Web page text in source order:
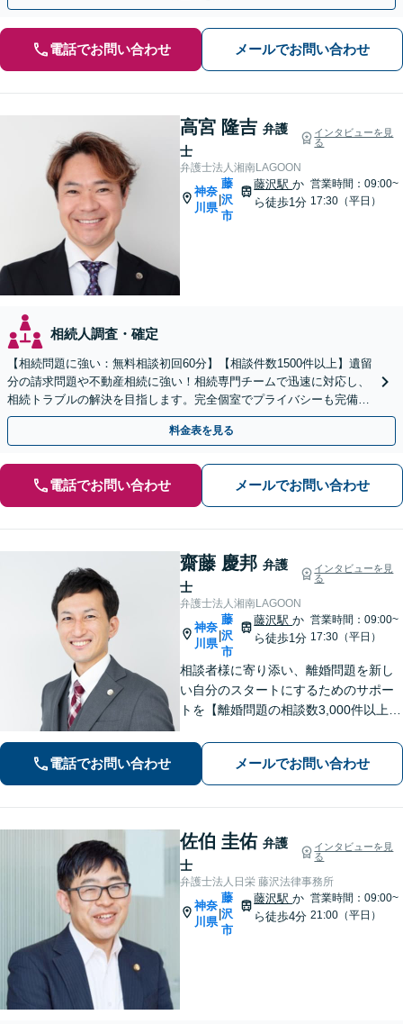
電話でお問い合わせ メールでお問い合わせ
高宮 隆吉 弁護
士
インタビューを見
る
弁護士法人湘南LAGOON
神奈
川県
|
藤
沢
市
藤沢駅か
ら徒歩1分
営業時間：09:00~
17:30（平日）
相続人調査・確定
【相続問題に強い：無料相談初回60分】【相談件数1500件以上】遺留
分の請求問題や不動産相続に強い！相続専門チームで迅速に対応し、
相続トラブルの解決を目指します。完全個室でプライバシーも完備
【各線藤沢駅より徒歩1分】
料金表を見る
電話でお問い合わせ メールでお問い合わせ
齋藤 慶邦 弁護
士
インタビューを見
る
弁護士法人湘南LAGOON
神奈
川県
|
藤
沢
市
藤沢駅か
ら徒歩1分
営業時間：09:00~
17:30（平日）
相談者様に寄り添い、離婚問題を新し
い自分のスタートにするためのサポー
トを【離婚問題の相談数3,000件以上】
分与、慰謝料請求、国際離婚など幅広
い離婚問題に対応【オンライン面談O
K】【夜間・休日相談可】
電話でお問い合わせ メールでお問い合わせ
佐伯 圭佑 弁護
士
インタビューを見
る
弁護士法人日栄 藤沢法律事務所
神奈
川県
|
藤
沢
市
藤沢駅か
ら徒歩4分
営業時間：09:00~
21:00（平日）